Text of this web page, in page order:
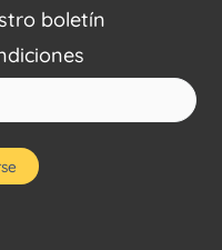
boletín